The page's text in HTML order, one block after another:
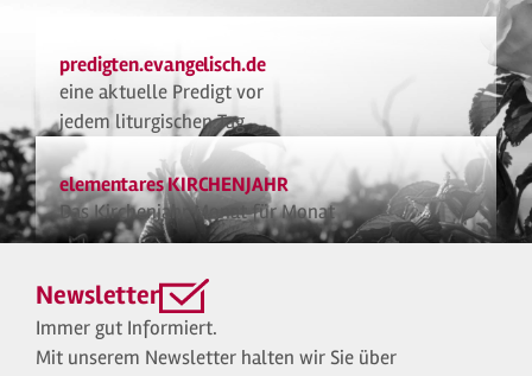
predigten.evangelisch.de
eine aktuelle Predigt vor
jedem liturgischen Tag
elementares KIRCHENJAHR
Das Kirchenjahr Monat für Monat
Newsletter
Immer gut Informiert.
Mit unserem Newsletter halten wir Sie über